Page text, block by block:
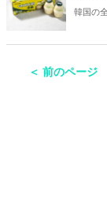
韓国の
＜ 前のページ